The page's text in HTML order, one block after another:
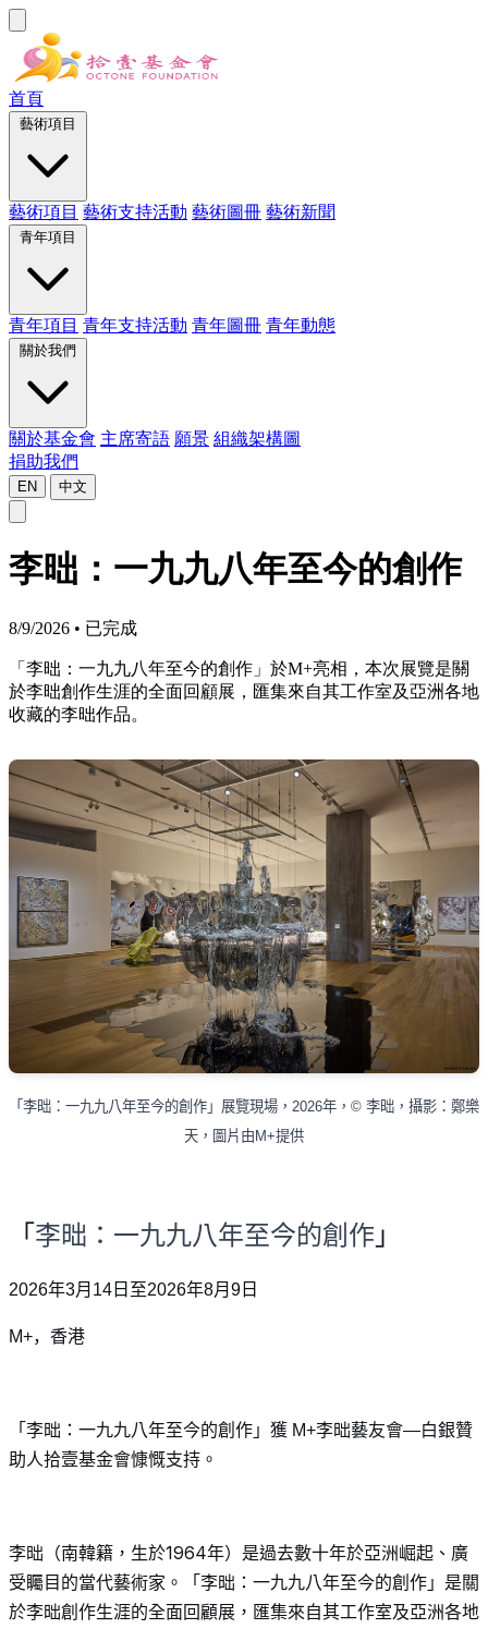
首頁
藝術項目 藝術支持活動 藝術圖冊 藝術新聞
青年項目 青年支持活動 青年圖冊 青年動態
關於基金會 主席寄語 願景 組織架構圖
捐助我們
EN 中文
李昢：一九九八年至今的創作
8/9/2026 • 已完成
「李昢：一九九八年至今的創作」於M+亮相，本次展覽是關
於李昢創作生涯的全面回顧展，匯集來自其工作室及亞洲各地
收藏的李昢作品。
「李昢：一九九八年至今的創作」展覽現場， 2026年， © 李昢，攝影：鄭樂
天，圖片由 M+提供
「 李昢：一九九八年至今的創作 」
2026年3月 14 日至2026年8月 9 日
M+，香港
「李昢：一九九八年至今的創作」獲 M+李昢藝友會—白銀贊
助人拾壹基金會慷慨支持。
李昢（南韓籍，生於1964年）是過去數十年於亞洲崛起、廣
受矚目的當代藝術家。「李昢：一九九八年至今的創作」是關
於李昢創作生涯的全面回顧展，匯集來自其工作室及亞洲各地